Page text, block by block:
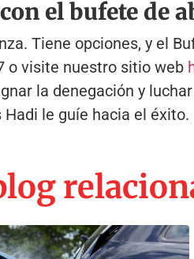
el bufete de
Tiene opciones, y el
o visite nuestro sitio web
la denegación y
le guíe hacia el éxito.